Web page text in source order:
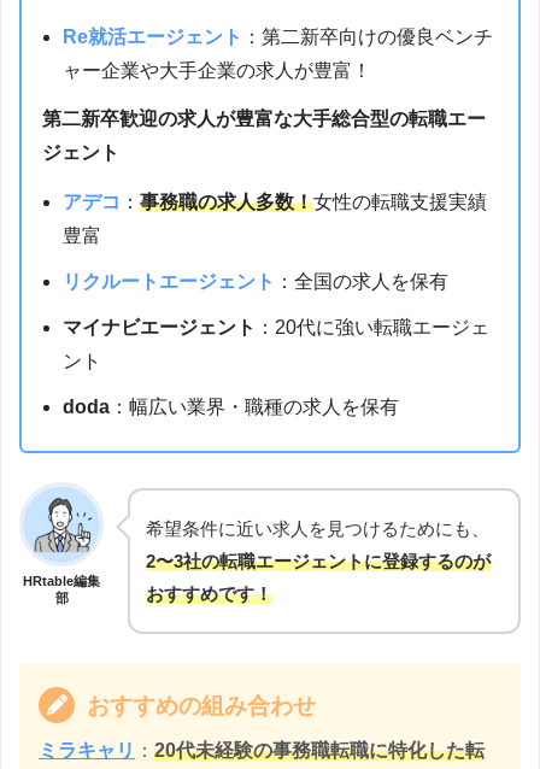
Re就活エージェント ：第二新卒向けの優良ベンチ
ャー企業や大手企業の求人が豊富！
第二新卒歓迎の求人が豊富な大手総合型の転職エー
ジェント
アデコ ：事務職の求人多数！女性の転職支援実績
豊富
リクルートエージェント ：全国の求人を保有
マイナビエージェント ：20代に強い転職エージェ
ント
doda ：幅広い業界・職種の求人を保有
HRtable編集
部
希望条件に近い求人を見つけるためにも、
2〜3社の転職エージェントに登録するのが
おすすめです！
おすすめの組み合わせ
ミラキャリ ： 20代未経験の事務職転職に特化した転